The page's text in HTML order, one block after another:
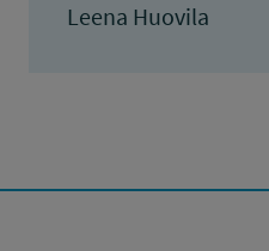
Leena Huovila